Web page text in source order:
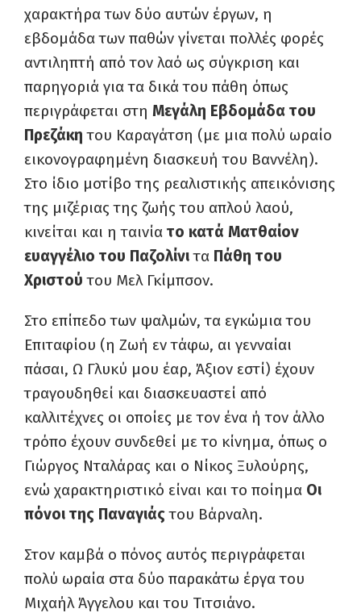
χαρακτήρα των δύο αυτών έργων, η
εβδομάδα των παθών γίνεται πολλές φορές
αντιληπτή από τον λαό ως σύγκριση και
παρηγοριά για τα δικά του πάθη όπως
περιγράφεται στη Μεγάλη Εβδομάδα του
Πρεζάκητου Καραγάτση (με μια πολύ ωραίο
εικονογραφημένη διασκευή του Βαννέλη).
Στο ίδιο μοτίβο της ρεαλιστικής απεικόνισης
της μιζέριας της ζωής του απλού λαού,
κινείται και η ταινίατο κατά Ματθαίον
ευαγγέλιο του Παζολίνιτα Πάθη του
Χριστούτου Μελ Γκίμπσον.
Στο επίπεδο των ψαλμών, τα εγκώμια του
Επιταφίου (η Ζωή εν τάφω, αι γενναίαι
πάσαι, Ω Γλυκύ μου έαρ, Άξιον εστί) έχουν
τραγουδηθεί και διασκευαστεί από
καλλιτέχνες οι οποίες με τον ένα ή τον άλλο
τρόπο έχουν συνδεθεί με το κίνημα, όπως ο
Γιώργος Νταλάρας και ο Νίκος Ξυλούρης,
ενώ χαρακτηριστικό είναι και το ποίημα Οι
πόνοι της Παναγιάςτου Βάρναλη.
Στον καμβά ο πόνος αυτός περιγράφεται
πολύ ωραία στα δύο παρακάτω έργα του
Μιχαήλ Άγγελου και του Τιτσιάνο.